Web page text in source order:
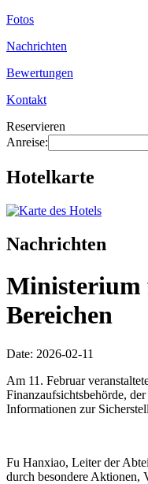
Fotos
Nachrichten
Bewertungen
Kontakt
Reservieren
Anreise:
Hotelkarte
Nachrichten
Ministerium
Bereichen
Date: 2026-02-11
Am 11. Februar
Finanzaufsichtsbehörde,
Informationen zur
Fu Hanxiao, Leiter der
durch besondere Aktionen,